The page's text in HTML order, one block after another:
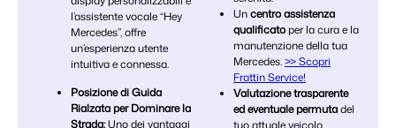
l’assistente vocale “Hey
Mercedes”, offre
un’esperienza utente
intuitiva e connessa.
Posizione di Guida
Rialzata per Dominare la
Strada:Uno dei vantaggi
Uncentro assistenza
qualificatoper la cura e la
manutenzione della tua
Mercedes.>> Scopri
Frattin Service!
Valutazione trasparente
ed eventuale permutadel